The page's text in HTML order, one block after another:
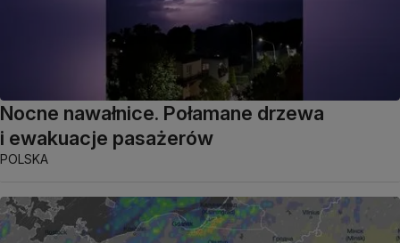
Nocne nawałnice. Połamane drzewa
i ewakuacje pasażerów
POLSKA